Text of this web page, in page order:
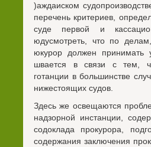
)аждаиском
перечень критериев,
суде первой и
юдусмотреть, что по
юкурор должен принимать
швается в связи с тем,
готанции в большинстве
нижестоящих судов.
Здесь же освещаются
надзорной инстанции,
содоклада прокурора,
содержания заключения